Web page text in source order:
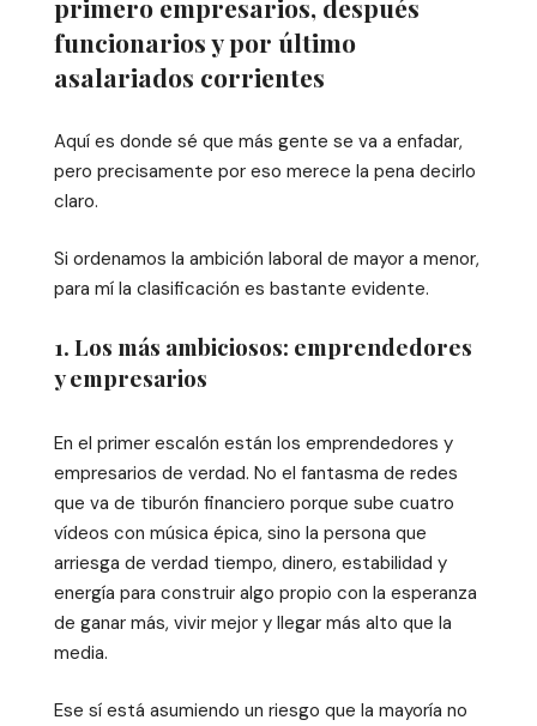
primero empresarios, después
funcionarios y por último
asalariados corrientes
Aquí es donde sé que más gente se va a enfadar,
pero precisamente por eso merece la pena decirlo
claro.
Si ordenamos la ambición laboral de mayor a menor,
para mí la clasificación es bastante evidente.
1. Los más ambiciosos: emprendedores
y empresarios
En el primer escalón están los emprendedores y
empresarios de verdad. No el fantasma de redes
que va de tiburón financiero porque sube cuatro
vídeos con música épica, sino la persona que
arriesga de verdad tiempo, dinero, estabilidad y
energía para construir algo propio con la esperanza
de ganar más, vivir mejor y llegar más alto que la
media.
Ese sí está asumiendo un riesgo que la mayoría no